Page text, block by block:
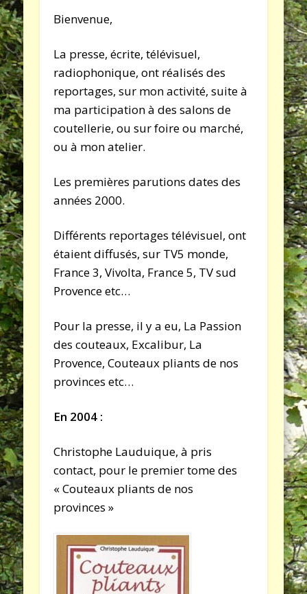
Bienvenue,
La presse, écrite, télévisuel,
radiophonique, ont réalisés des
reportages, sur mon activité, suite à
ma participation à des salons de
coutellerie, ou sur foire ou marché,
ou à mon atelier.
Les premières parutions dates des
années 2000.
Différents reportages télévisuel, ont
étaient diffusés, sur TV5 monde,
France 3, Vivolta, France 5, TV sud
Provence etc…
Pour la presse, il y a eu, La Passion
des couteaux, Excalibur, La
Provence, Couteaux pliants de nos
provinces etc…
En 2004 :
Christophe Lauduique, à pris
contact, pour le premier tome des
« Couteaux pliants de nos
provinces »